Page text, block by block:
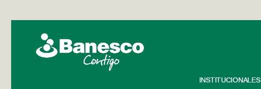
INSTITUCIONALES